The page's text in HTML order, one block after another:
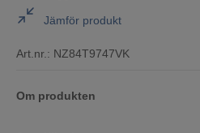
Jämför produkt
Art.nr.: NZ84T9747VK
Om produkten